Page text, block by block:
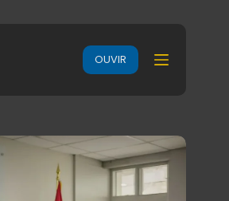
OUVIR